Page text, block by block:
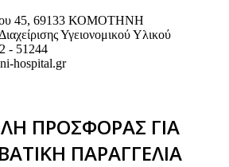
45, 69133 ΚΟΜΟΤΗΝΗ
Υγειονομικού Υλικού
- 51244
hospital.gr
ΠΡΟΣΦΟΡΑΣ ΓΙΑ
ΠΑΡΑΓΓΕΛΙΑ